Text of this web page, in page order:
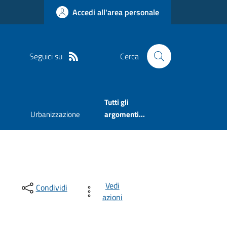
Accedi all'area personale
Seguici su Cerca
Urbanizzazione
Tutti gli
argomenti...
Condividi
Vedi
azioni